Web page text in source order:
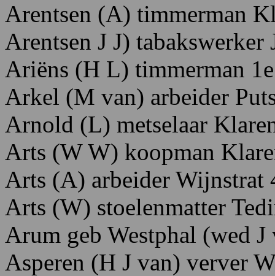
Arentsen (A) timmerman
Arentsen J J) tabakswerker
Ariëns (H L) timmerman 1e
Arkel (M van) arbeider
Arnold (L) metselaar
Arts (W W) koopman
Arts (A) arbeider Wijnstrat
Arts (W) stoelenmatter
Arum geb Westphal (wed J
Asperen (H J van) verver